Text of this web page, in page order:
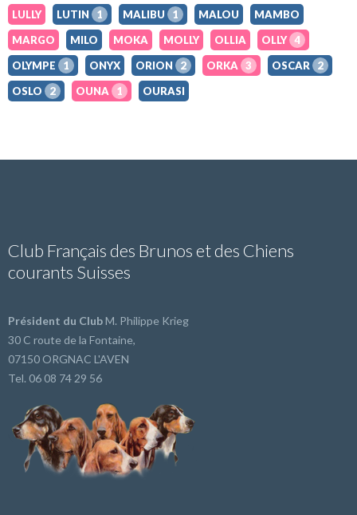
LULLY
LUTIN 1 MALIBU 1 MALOU
MAMBO
MARGO
MILO MOKA MOLLY OLLIA OLLY 4
OLYMPE
1 ONYX ORION 2 ORKA 3 OSCAR
2
OSLO
2 OUNA 1 OURASI
Club Français des Brunos et des Chiens
courants Suisses
Président du ClubM. Philippe Krieg
30 C route de la Fontaine,
07150 ORGNAC L'AVEN
Tel. 06 08 74 29 56